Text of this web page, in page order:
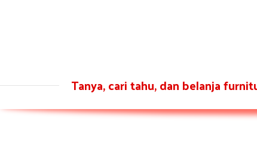
Tanya, cari tahu, dan belanja